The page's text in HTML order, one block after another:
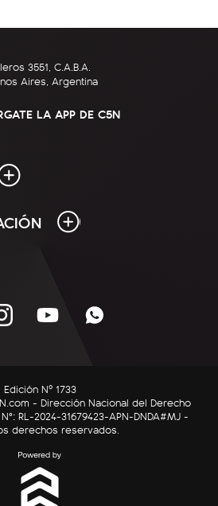
3551, C.A.B.A.
Aires, Argentina
LA APP DE C5N
Edición Nº 1733
- Dirección Nacional del Derecho
RL-2024-31679423-APN-DNDA#MJ -
derechos reservados.